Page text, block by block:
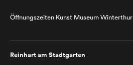
Öffnungszeiten Kunst Museum Winterthur
Reinhart am Stadtgarten